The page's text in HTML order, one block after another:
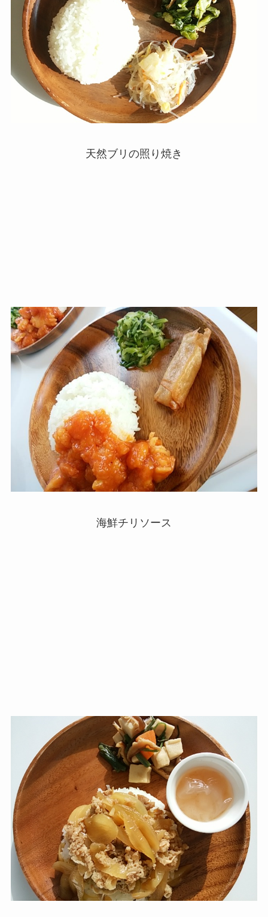
天然ブリの照り焼き
海鮮チリソース